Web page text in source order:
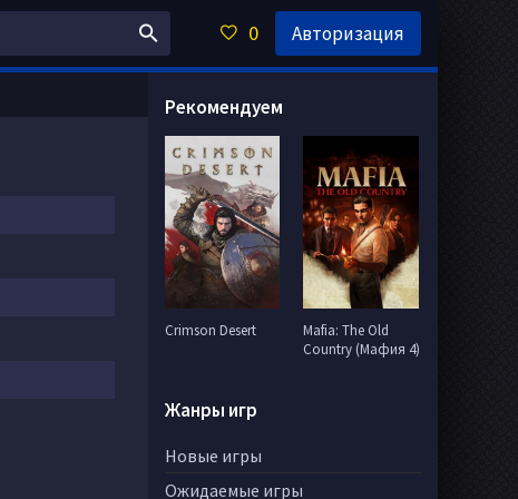
Рекомендуем
Crimson Desert
Mafia: The Old
Country (Мафия 4)
Жанры игр
Новые игры
Ожидаемые игры
0 Авторизация